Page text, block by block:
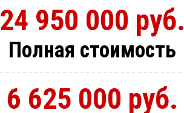
24 950 000 руб.
Полная стоимость
6 625 000 руб.